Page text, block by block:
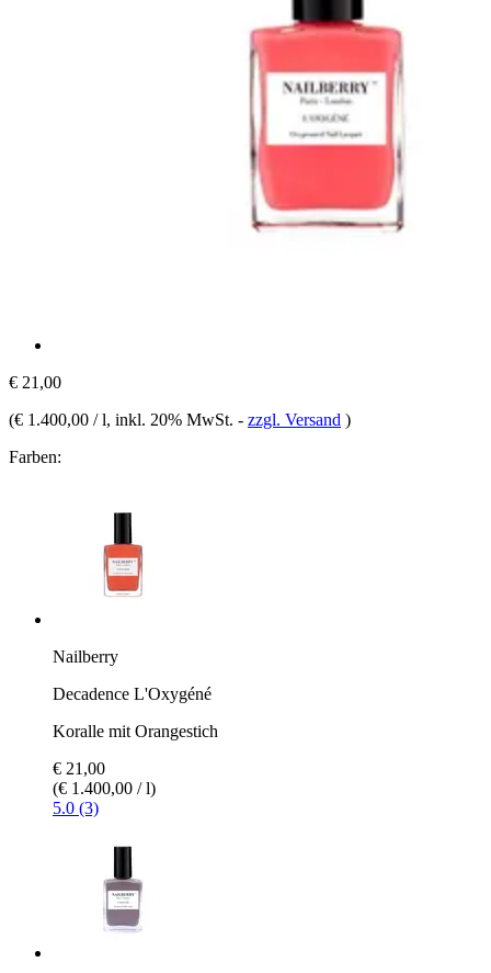
€ 21,00
(€ 1.400,00 / l, inkl. 20% MwSt. - zzgl. Versand )
Farben:
Nailberry
Decadence L'Oxygéné
Koralle mit Orangestich
€ 21,00
(€ 1.400,00 / l)
5.0 (3)